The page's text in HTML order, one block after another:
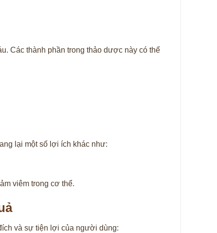
Các thành phần trong thảo dược này có thể
lại một số lợi ích khác như:
viêm trong cơ thể.
và sự tiện lợi của người dùng: